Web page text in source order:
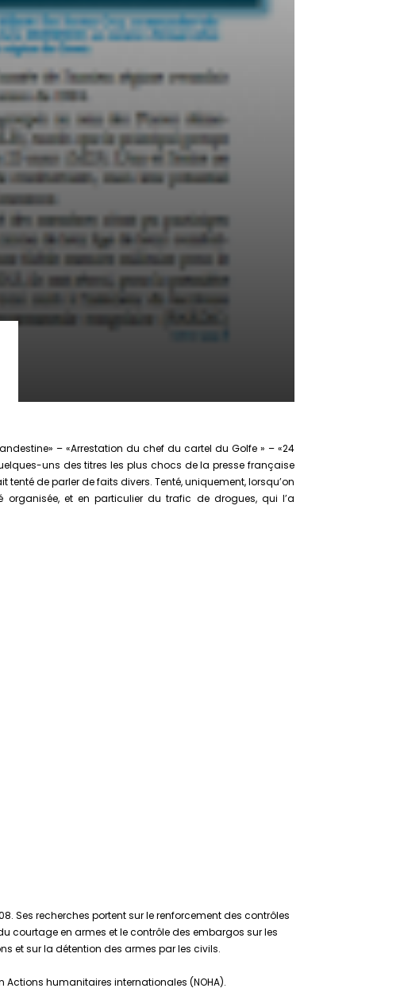
– «Arrestation du chef du cartel du Golfe » – «24
uns des titres les plus chocs de la presse française
tenté de parler de faits divers. Tenté, uniquement, lorsqu’on
et en particulier du trafic de drogues, qui l’a
Ses recherches portent sur le renforcement des contrôles
courtage en armes et le contrôle des embargos sur les
et sur la détention des armes par les civils.
Actions humanitaires internationales (NOHA).